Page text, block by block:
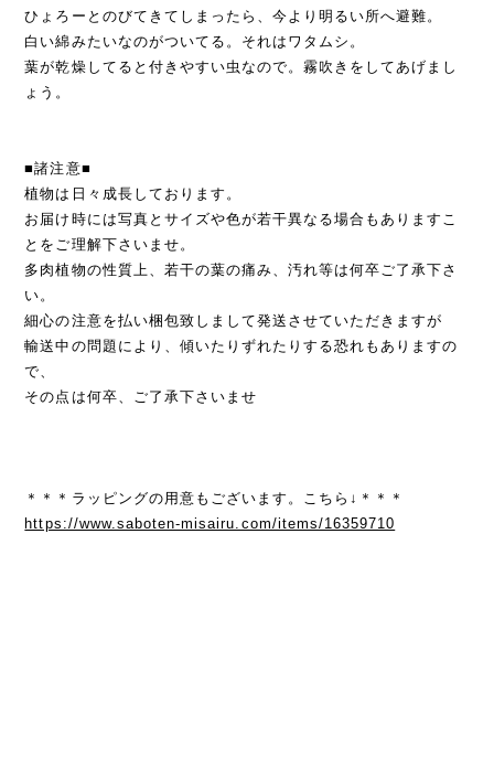
ひょろーとのびてきてしまったら、今より明るい所へ避難。
白い綿みたいなのがついてる。それはワタムシ。
葉が乾燥してると付きやすい虫なので。霧吹きをしてあげまし
ょう。
■諸注意■
植物は日々成長しております。
お届け時には写真とサイズや色が若干異なる場合もありますこ
とをご理解下さいませ。
多肉植物の性質上、若干の葉の痛み、汚れ等は何卒ご了承下さ
い。
細心の注意を払い梱包致しまして発送させていただきますが
輸送中の問題により、傾いたりずれたりする恐れもありますの
で、
その点は何卒、ご了承下さいませ
＊＊＊ラッピングの用意もございます。こちら↓＊＊＊
https://www.saboten-misairu.com/items/16359710